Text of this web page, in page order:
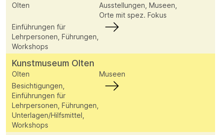
Olten
Ausstellungen, Museen,
Orte mit spez. Fokus
Einführungen für
Lehrpersonen, Führungen,
Workshops
Kunstmuseum Olten
Olten
Museen
Besichtigungen,
Einführungen für
Lehrpersonen, Führungen,
Unterlagen/Hilfsmittel,
Workshops